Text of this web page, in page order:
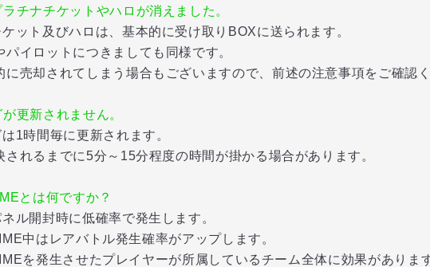
チナチケットやハロが消えました。
ット及びハロは、基本的に受け取りBOXに送られます。
ロットにつきましても同様です。
却されてしまう場合もございますので、前述の注意事項をご確認
更新されません。
1時間毎に更新されます。
るまでに5分～15分程度の時間が掛かる場合があります。
とは何ですか？
ル開封時に低確率で発生します。
はレアバトル発生確率がアップします。
発生させたプレイヤーが所属しているチーム全体に効果がありま